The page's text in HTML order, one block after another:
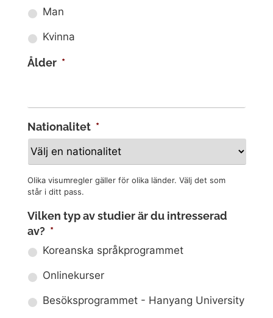
Man
Kvinna
Ålder *
Nationalitet *
Olika visumregler gäller för olika länder. Välj det som
står i ditt pass.
Vilken typ av studier är du intresserad
av? *
Koreanska språkprogrammet
Onlinekurser
Besöksprogrammet - Hanyang University